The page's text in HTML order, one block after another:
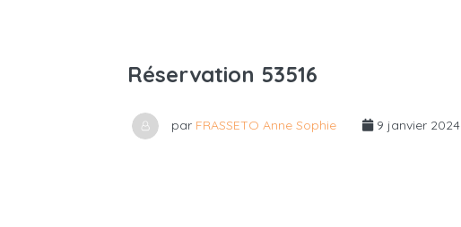
Réservation 53516
par FRASSETO Anne Sophie 9 janvier 2024